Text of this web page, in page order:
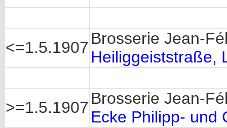
<=1.5.1907Brosserie Jean-
Heiliggeiststraße,
>=1.5.1907Brosserie Jean-
Ecke Philipp- und